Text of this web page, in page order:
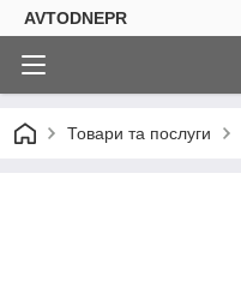
AVTODNEPR
Товари та послуги